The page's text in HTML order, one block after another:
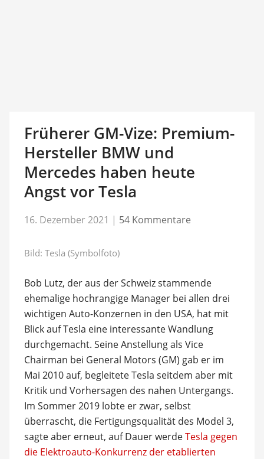
Früherer GM-Vize: Premium-
Hersteller BMW und
Mercedes haben heute
Angst vor Tesla
16. Dezember 2021 | 54 Kommentare
Bild: Tesla (Symbolfoto)
Bob Lutz, der aus der Schweiz stammende
ehemalige hochrangige Manager bei allen drei
wichtigen Auto-Konzernen in den USA, hat mit
Blick auf Tesla eine interessante Wandlung
durchgemacht. Seine Anstellung als Vice
Chairman bei General Motors (GM) gab er im
Mai 2010 auf, begleitete Tesla seitdem aber mit
Kritik und Vorhersagen des nahen Untergangs.
Im Sommer 2019 lobte er zwar, selbst
überrascht, die Fertigungsqualität des Model 3,
sagte aber erneut, auf Dauer werdeTesla gegen
die Elektroauto-Konkurrenz der etablierten